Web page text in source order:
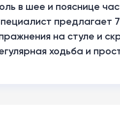
в шее и пояснице
предлагает
на стуле и
ходьба и